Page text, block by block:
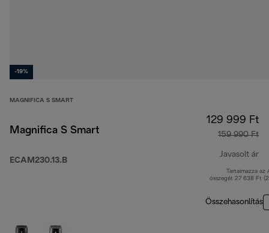
-19%
MAGNIFICA S SMART
Magnifica S Smart
ECAM230.13.B
129 999 Ft
159 990 Ft
Javasolt ár
Tartalmazza az
összegét 27 638 Ft
Összehasonlítás